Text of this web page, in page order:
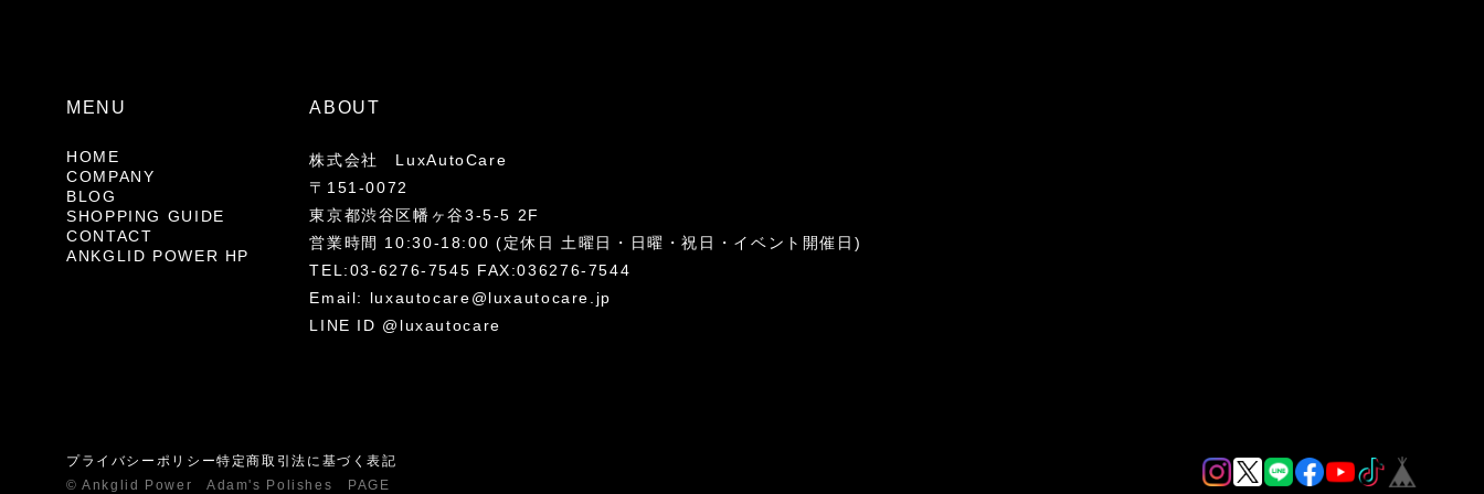
ABOUT
株式会社 LuxAutoCare
〒151-0072
東京都渋谷区幡ヶ谷3-5-5 2F
営業時間 10:30-18:00 (定休日 土曜日・日曜・祝日・イベント開催日)
TEL:03-6276-7545 FAX:036276-7544
Email: luxautocare@luxautocare.jp
LINE ID @luxautocare
MENU
HOME
COMPANY
BLOG
SHOPPING GUIDE
CONTACT
ANKGLID POWER HP
プライバシーポリシー特定商取引法に基づく表記
© Ankglid Power Adam's Polishes PAGE